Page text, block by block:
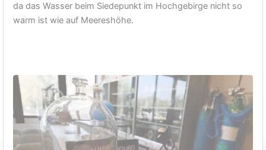
da das Wasser beim Siedepunkt im Hochgebirge nicht so
warm ist wie auf Meereshöhe.